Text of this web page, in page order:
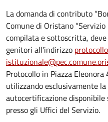
La domanda di contributo
Comune di Oristano
compilata e sottoscritta,
genitori all’indirizzo
Protocollo in Piazza
utilizzando esclusivamente
autocertificazione
presso gli Uffici del Servizio.